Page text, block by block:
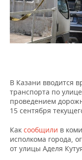
НЕФТЕХИМИЯ
НЕФТЬ
РОЗНИЧНАЯ
ТРАНСПОРТ
НОВОСТИ
IT
МЕРОПРИЯТИЯ
НОВОСТИ
БИЗНЕС-БРАНЧИ
ONLINE-
ОТКРЫТАЯ
СПОРТ
ФУТБОЛ
ХОККЕЙ
БАСКЕТБОЛ
ВОЛЕЙБОЛ
НОВОСТИ
ВЛАСТЬ
ИСТОРИЯ
ФОТОГАЛЕРЕЯ
СЮЖЕТЫ
СПРАВОЧНИК
СПИСОК ПЕРСОН
ПОЛНАЯ ВЕРСИЯ
В Казани вводится
транспорта по
проведением
15 сентября
Как сообщили в
исполкома города,
от улицы Аделя